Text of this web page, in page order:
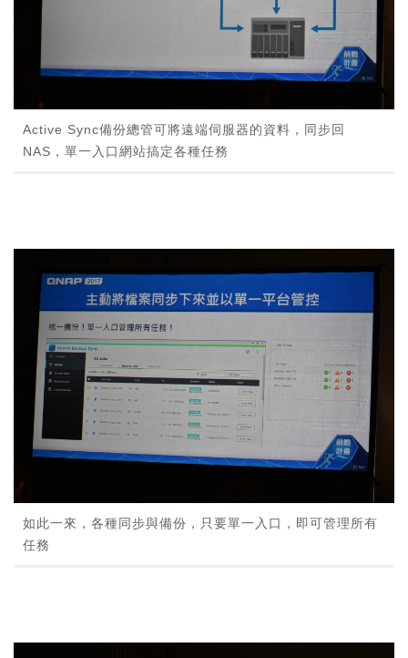
Active Sync備份總管可將遠端伺服器的資料，同步回
NAS，單一入口網站搞定各種任務
如此一來，各種同步與備份，只要單一入口，即可管理所有
任務